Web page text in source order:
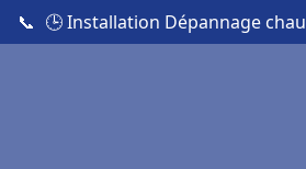
📞 🕒 Installation Dépannage